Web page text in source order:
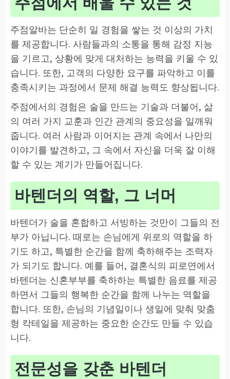
주점알바는 단순히 일 경험을 쌓는 것 이상의 가치
를 제공합니다. 사람들과의 소통을 통해 감정 지능
을 기르고, 상황에 맞게 대처하는 능력을 키울 수 있
습니다. 또한, 고객의 다양한 요구를 파악하고 이를
충족시키는 과정에서 문제 해결 능력도 향상됩니다.
주점에서의 경험은 술을 만드는 기술과 더불어, 삶
의 여러 가지 교훈과 인간 관계의 중요성을 일깨워
줍니다. 여러 사람과 이어지는 관계 속에서 나만의
이야기를 발견하고, 그 속에서 자신을 더욱 잘 이해
할 수 있는 계기가 만들어집니다.
바텐더의 역할, 그 너머
바텐더가 술을 혼합하고 서빙하는 것만이 그들의 전
부가 아닙니다. 때로는 손님에게 위로의 역할을 하
기도 하고, 특별한 순간을 함께 축하해주는 조력자
가 되기도 합니다. 예를 들어, 결혼식의 피로연에서
바텐더는 신혼부부를 축하하는 특별한 음료를 제공
하면서 그들의 행복한 순간을 함께 나누는 역할을
합니다. 또한, 손님의 기념일이나 생일에 맞춰 맞춤
형 칵테일을 제공하는 중요한 순간도 만들 수 있습
니다.
전문성을 갖춘 바텐더